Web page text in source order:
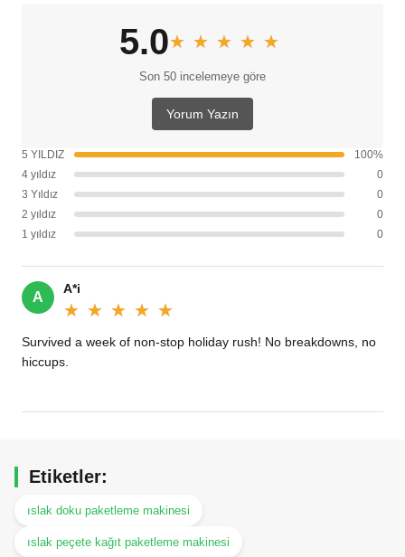
5.0★★★★★
★★★★★
Son 50 incelemeye göre
Yorum Yazın
5 YILDIZ
100%
4 yıldız
0
3 Yıldız
0
2 yıldız
0
1 yıldız
0
A
A*i
★★★★★
★★★★★
Survived a week of non-stop holiday rush! No breakdowns, no
hiccups.
Etiketler:
ıslak doku paketleme makinesi
ıslak peçete kağıt paketleme makinesi